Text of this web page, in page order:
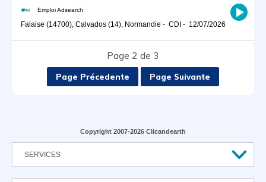
Emploi Adsearch
Falaise (14700), Calvados (14), Normandie - CDI - 12/07/2026
Page 2 de 3
Page Précedente Page Suivante
Copyright 2007-2026 Clicandearth
SERVICES